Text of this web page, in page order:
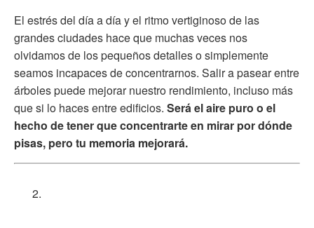
El estrés del día a día y el ritmo vertiginoso de las
grandes ciudades hace que muchas veces nos
olvidamos de los pequeños detalles o simplemente
seamos incapaces de concentrarnos. Salir a pasear entre
árboles puede mejorar nuestro rendimiento, incluso más
que si lo haces entre edificios. Será el aire puro o el
hecho de tener que concentrarte en mirar por dónde
pisas, pero tu memoria mejorará.